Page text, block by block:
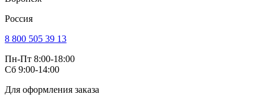
Россия
8 800 505 39 13
Пн-Пт 8:00-18:00
Сб 9:00-14:00
Для оформления заказа